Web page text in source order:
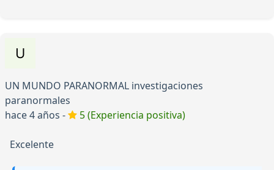
UN MUNDO PARANORMAL investigaciones
paranormales
hace 4 años -
5 (Experiencia positiva)
Excelente